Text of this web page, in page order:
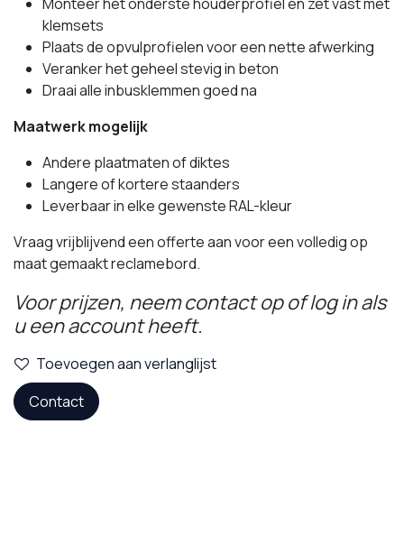
klemsets
Plaats de opvulprofielen voor een nette afwerking
Veranker het geheel stevig in beton
Draai alle inbusklemmen goed na
Maatwerk mogelijk
Andere plaatmaten of diktes
Langere of kortere staanders
Leverbaar in elke gewenste RAL-kleur
Vraag vrijblijvend een offerte aan voor een volledig op
maat gemaakt reclamebord.
Voor prijzen, neem contact op of log in als
u een account heeft.
Toevoegen aan verlanglijst
Contact